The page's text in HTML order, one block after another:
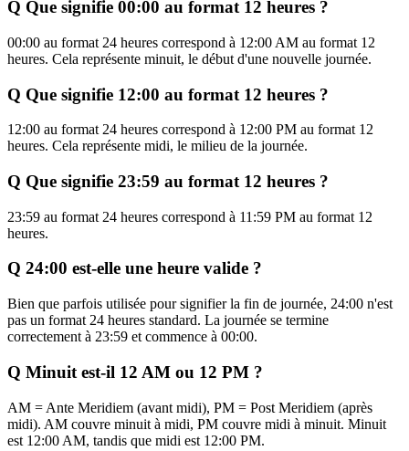
Q Que signifie 00:00 au format 12 heures ?
00:00 au format 24 heures correspond à 12:00 AM au format 12
heures. Cela représente minuit, le début d'une nouvelle journée.
Q Que signifie 12:00 au format 12 heures ?
12:00 au format 24 heures correspond à 12:00 PM au format 12
heures. Cela représente midi, le milieu de la journée.
Q Que signifie 23:59 au format 12 heures ?
23:59 au format 24 heures correspond à 11:59 PM au format 12
heures.
Q 24:00 est-elle une heure valide ?
Bien que parfois utilisée pour signifier la fin de journée, 24:00 n'est
pas un format 24 heures standard. La journée se termine
correctement à 23:59 et commence à 00:00.
Q Minuit est-il 12 AM ou 12 PM ?
AM = Ante Meridiem (avant midi), PM = Post Meridiem (après
midi). AM couvre minuit à midi, PM couvre midi à minuit. Minuit
est 12:00 AM, tandis que midi est 12:00 PM.